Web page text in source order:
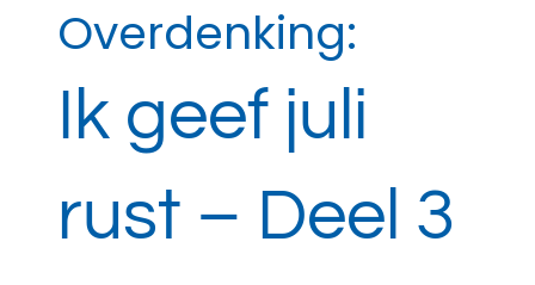
Overdenking:
Ik geef juli
rust – Deel 3